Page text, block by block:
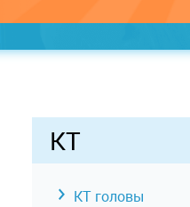
КТ
КТ головы